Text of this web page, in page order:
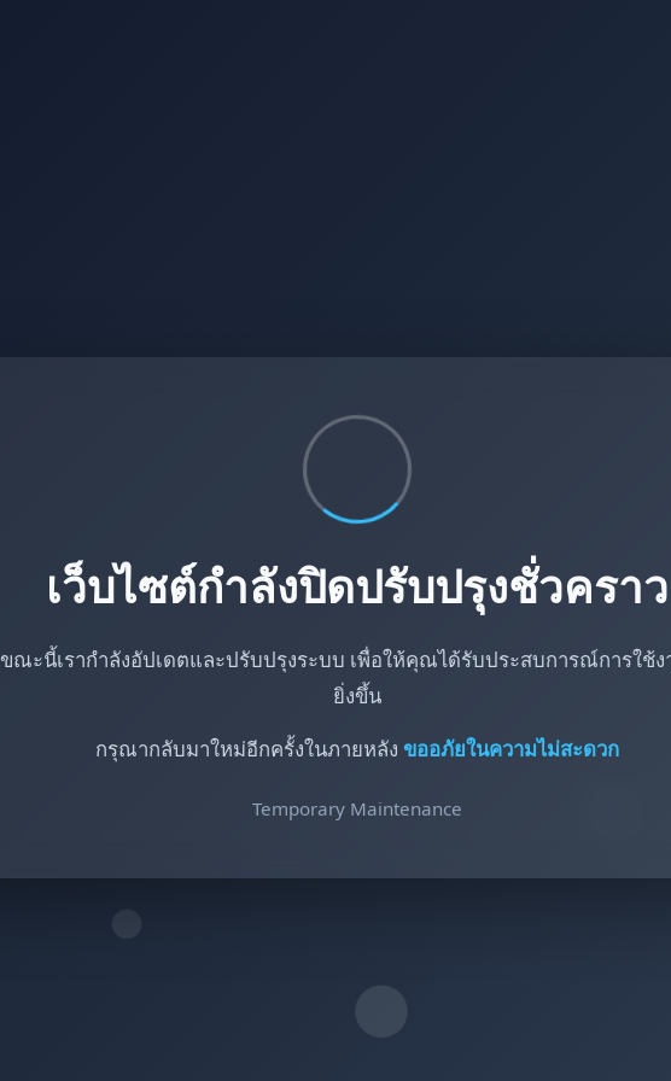
เว็บไซต์กำลังปิดปรับปรุงชั่วคราว
ขณะนี้เรากำลังอัปเดตและปรับปรุงระบบ เพื่อให้คุณได้รับประสบการณ์การใช้
ยิ่งขึ้น
กรุณากลับมาใหม่อีกครั้งในภายหลัง ขออภัยในความไม่สะดวก
Temporary Maintenance